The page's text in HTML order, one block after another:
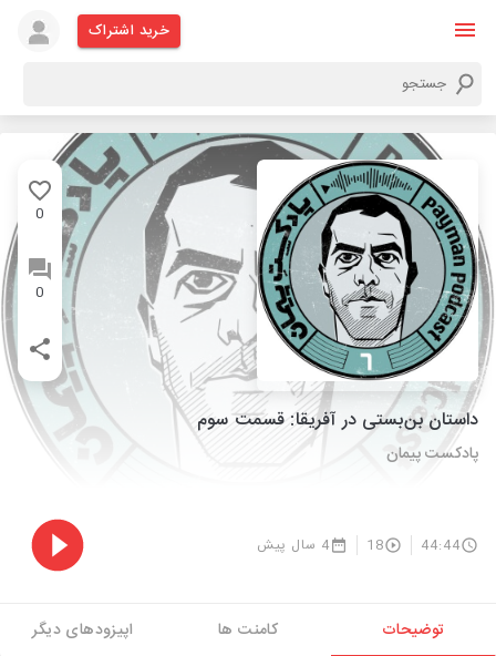
خرید اشتراک
0
0
داستان بن‌بستی در آفریقا: قسمت سوم
پادکست پیمان
44:44
18 4 سال پیش
توضیحات کامنت ها اپیزودهای دیگر